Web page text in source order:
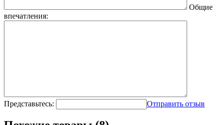
Общие
впечатления:
Представьтесь: Отправить отзыв